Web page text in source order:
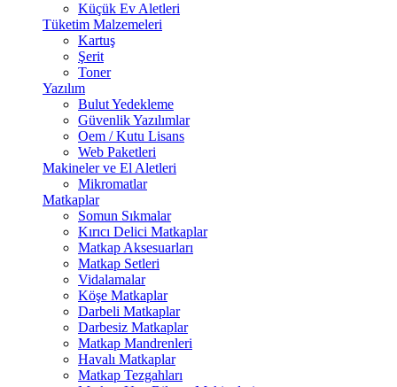
Küçük Ev Aletleri
Tüketim Malzemeleri
Kartuş
Şerit
Toner
Yazılım
Bulut Yedekleme
Güvenlik Yazılımlar
Oem / Kutu Lisans
Web Paketleri
Makineler ve El Aletleri
Mikromatlar
Matkaplar
Somun Sıkmalar
Kırıcı Delici Matkaplar
Matkap Aksesuarları
Matkap Setleri
Vidalamalar
Köşe Matkaplar
Darbeli Matkaplar
Darbesiz Matkaplar
Matkap Mandrenleri
Havalı Matkaplar
Matkap Tezgahları